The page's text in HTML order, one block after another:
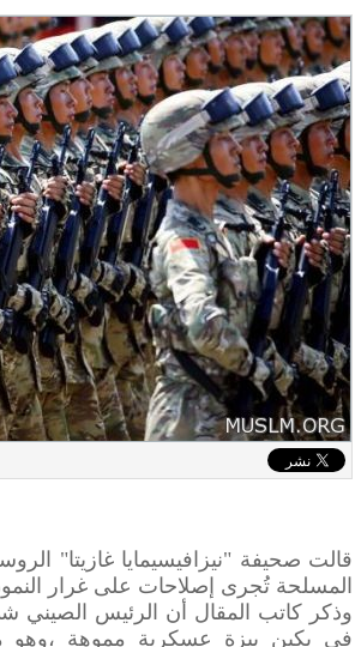
قالت صحيفة "نيزافيسيمايا غازيتا"
المسلحة تُجرى إصلاحات على غرار
وذكر كاتب المقال أن الرئيس الصيني
في بكين ببزة عسكرية مموهة ،وهو